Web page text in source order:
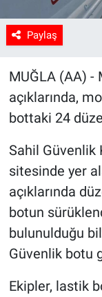
Paylaş
MUĞLA (AA) -
açıklarında,
bottaki 24
Sahil Güvenlik
sitesinde yer
açıklarında
botun
bulunulduğu
Güvenlik botu
Ekipler, lastik
Yaşam
Tarım